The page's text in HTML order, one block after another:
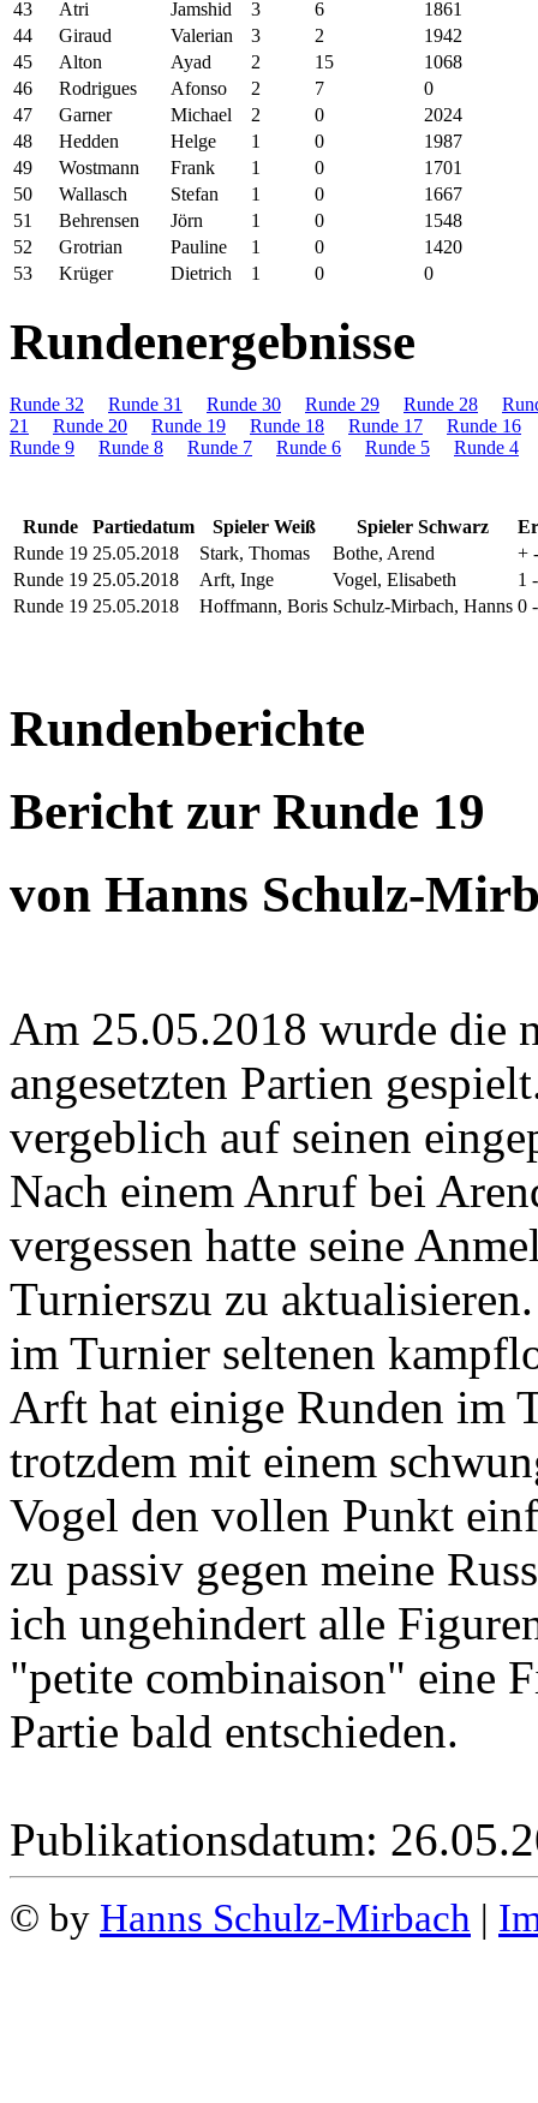
43
Atri Jamshid 3 6
1861
44
Giraud Valerian 3 2
1942
45
Alton Ayad 2 15
1068
46
Rodrigues Afonso 2 7
0
47
Garner Michael 2 0
2024
48
Hedden Helge 1 0
1987
49
Wostmann Frank 1 0
1701
50
Wallasch Stefan 1 0
1667
51
Behrensen Jörn 1 0
1548
52
Grotrian Pauline 1 0
1420
53
Krüger Dietrich 1 0 0
Rundenergebnisse
Runde 32 Runde 31 Runde 30 Runde 29 Runde 28
21
Runde 20 Runde 19 Runde 18 Runde 17
Runde 16
Runde 9
Runde 8 Runde 7 Runde 6 Runde 5 Runde 4
Runde Partiedatum Spieler Weiß Spieler Schwarz
Runde 19 25.05.2018 Stark, Thomas Bothe, Arend
+ -
Runde 19 25.05.2018 Arft, Inge Vogel, Elisabeth
1
Runde 19 25.05.2018 Hoffmann, Boris Schulz-Mirbach, Hanns 0
Rundenberichte
Bericht zur Runde 19
von Hanns Schulz-
Am 25.05.2018 wurde die
angesetzten Partien
vergeblich auf seinen
Nach einem Anruf bei
vergessen hatte seine
Turnierszu zu
im Turnier seltenen
Arft hat einige Runden im
trotzdem mit einem
Vogel den vollen Punkt
zu passiv gegen meine
ich ungehindert alle
"petite combinaison" eine
Partie bald entschieden.
Publikationsdatum:
© by Hanns Schulz-Mirbach |